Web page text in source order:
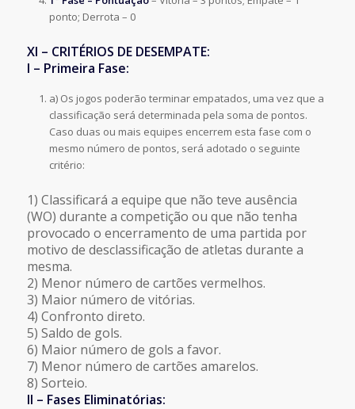
ponto; Derrota – 0
XI – CRITÉRIOS DE DESEMPATE:
I – Primeira Fase:
a) Os jogos poderão terminar empatados, uma vez que a
classificação será determinada pela soma de pontos.
Caso duas ou mais equipes encerrem esta fase com o
mesmo número de pontos, será adotado o seguinte
critério:
1) Classificará a equipe que não teve ausência
(WO) durante a competição ou que não tenha
provocado o encerramento de uma partida por
motivo de desclassificação de atletas durante a
mesma.
2) Menor número de cartões vermelhos.
3) Maior número de vitórias.
4) Confronto direto.
5) Saldo de gols.
6) Maior número de gols a favor.
7) Menor número de cartões amarelos.
8) Sorteio.
II – Fases Eliminatórias: